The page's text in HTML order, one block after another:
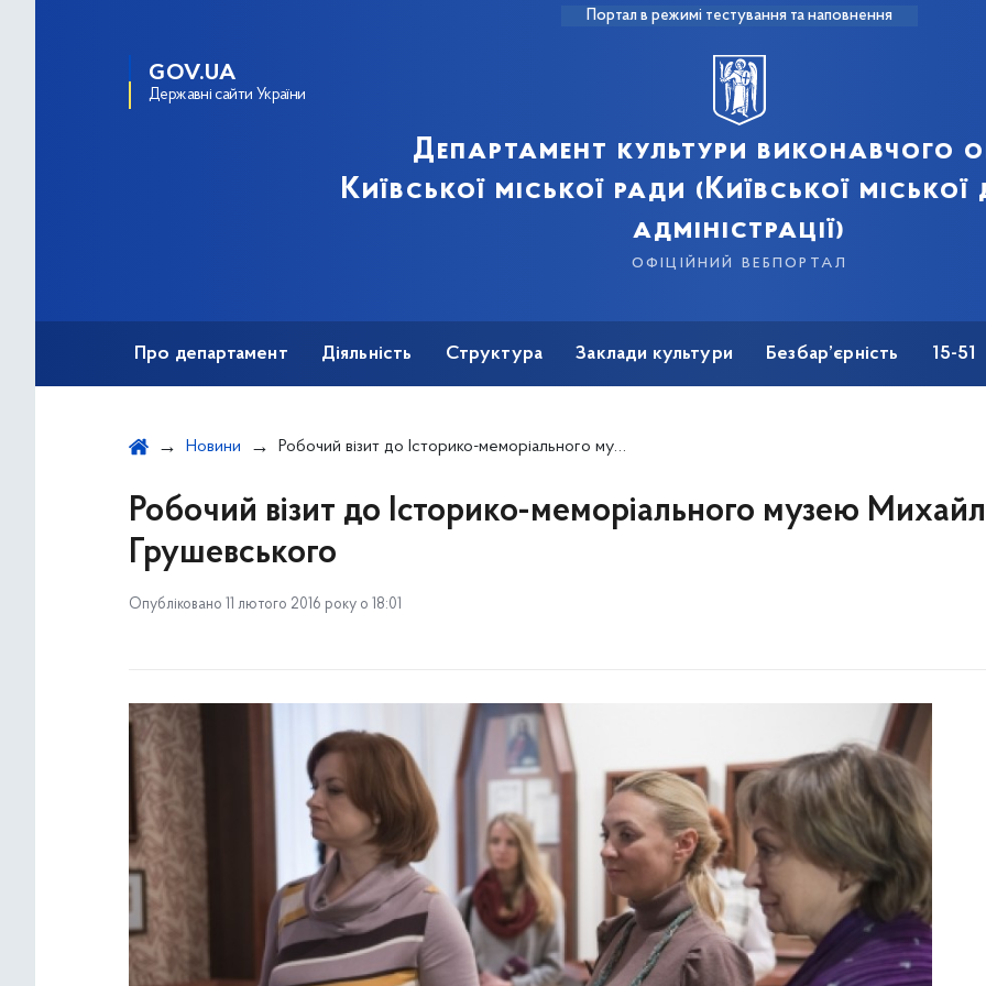
Портал в режимі тестування та наповнення
GOV.UA
Державні сайти України
Департамент культури виконавчого
Київської міської ради (Київської
адміністрації)
офіційний вебпортал
Про департамент Діяльність Структура Заклади культури Безбар’єрність 15-51
Новини Робочий візит до Історико-меморіального музею Михайла Грушевського
Робочий візит до Історико-меморіального музею
Грушевського
Опубліковано 11 лютого 2016 року о 18:01